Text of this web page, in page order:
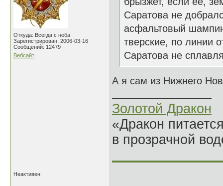
Откуда: Всегда с неба
Зарегистрирован: 2006-03-16
Сообщений: 12479
Вебсайт
Саратова не
асфальтовый
тверские, по линии
Саратова не
А я сам из Нижнего
Золотой Дракон
«Дракон
в прозрачной
Неактивен